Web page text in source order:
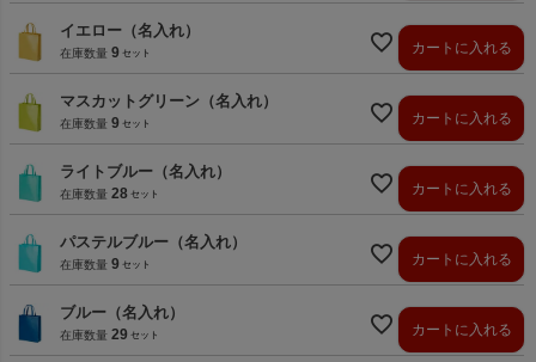
イエロー（名入れ）
在庫数量 9 カートに入れる
マスカットグリーン（名入れ）
在庫数量 9 カートに入れる
ライトブルー（名入れ）
在庫数量 28 カートに入れる
パステルブルー（名入れ）
在庫数量 9 カートに入れる
ブルー（名入れ）
在庫数量 29 カートに入れる